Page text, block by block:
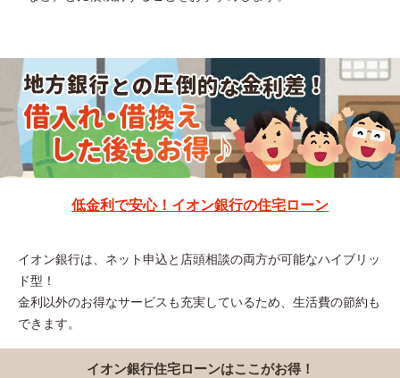
低金利で安心！イオン銀行の住宅ローン
イオン銀行は、ネット申込と店頭相談の両方が可能なハイブリッ
ド型！
金利以外のお得なサービスも充実しているため、生活費の節約も
できます。
イオン銀行住宅ローンはここがお得！